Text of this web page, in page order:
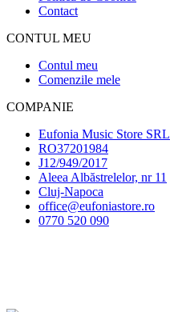
Contact
CONTUL MEU
Contul meu
Comenzile mele
COMPANIE
Eufonia Music Store SRL
RO37201984
J12/949/2017
Aleea Albăstrelelor, nr 11
Cluj-Napoca
office@eufoniastore.ro
0770 520 090